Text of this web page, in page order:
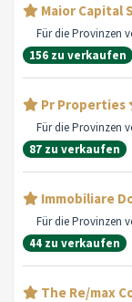
Maior Capital
Für die Provinzen
156 zu verkaufen
Pr Properties
Für die Provinzen
87 zu verkaufen
Immobiliare
Für die Provinzen
44 zu verkaufen
The Re/max